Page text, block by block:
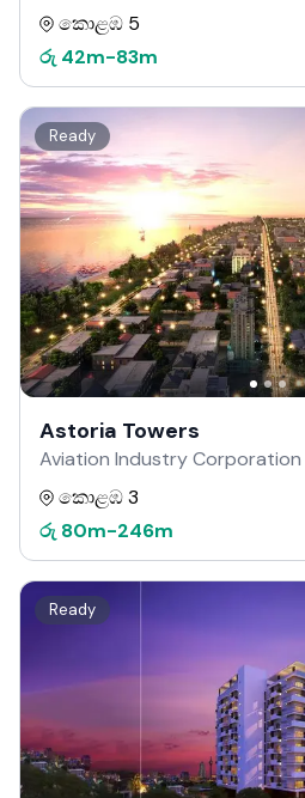
කොළඹ 5
රු 42m-83m
Ready
Astoria Towers
Aviation Industry
කොළඹ 3
රු 80m-246m
Ready